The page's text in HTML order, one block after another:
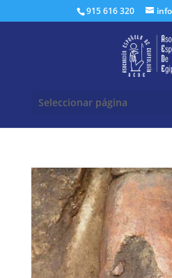
915 616 320
Seleccionar página